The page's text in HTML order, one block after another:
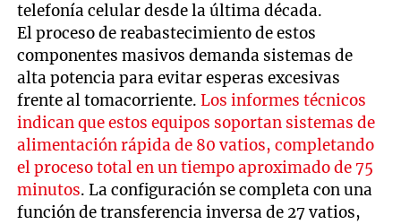
telefonía celular desde la última década.
El proceso de reabastecimiento de estos
componentes masivos demanda sistemas de
alta potencia para evitar esperas excesivas
frente al tomacorriente.Los informes técnicos
indican que estos equipos soportan sistemas de
alimentación rápida de 80 vatios, completando
el proceso total en un tiempo aproximado de 75
minutos. La configuración se completa con una
función de transferencia inversa de 27 vatios,